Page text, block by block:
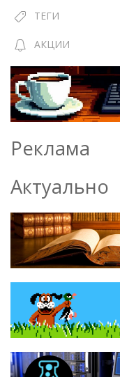
ТЕГИ
АКЦИИ
Реклама
Актуально